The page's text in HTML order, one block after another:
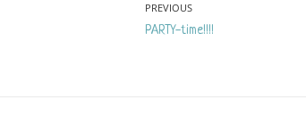
Bericht
PREVIOUS
Previous
PARTY-time!!!!